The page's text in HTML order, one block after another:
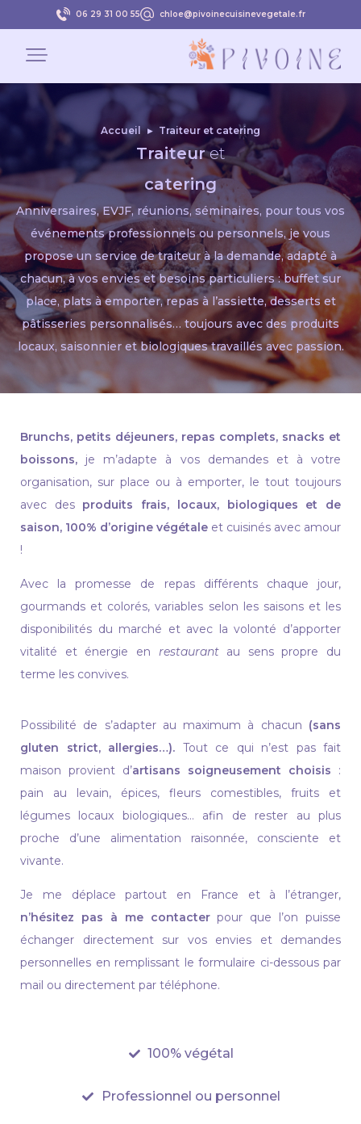
06 29 31 00 55 chloe@pivoinecuisinevegetale.fr
Accueil ▸ Traiteur et catering
Traiteuret
catering
Anniversaires, EVJF, réunions, séminaires, pour tous vos
événements professionnels ou personnels, je vous
propose un service de traiteur à la demande, adapté à
chacun, à vos envies et besoins particuliers : buffet sur
place, plats à emporter, repas à l’assiette, desserts et
pâtisseries personnalisés… toujours avec des produits
locaux, saisonnier et biologiques travaillés avec passion.
Brunchs, petits déjeuners, repas complets, snacks et
boissons, je m’adapte à vos demandes et à votre
organisation, sur place ou à emporter, le tout toujours
avec des produits frais, locaux, biologiques et de
saison, 100% d’origine végétale et cuisinés avec amour
!
Avec la promesse de repas différents chaque jour,
gourmands et colorés, variables selon les saisons et les
disponibilités du marché et avec la volonté d’apporter
vitalité et énergie en restaurantau sens propre du
terme les convives.
Possibilité de s’adapter au maximum à chacun (sans
gluten strict, allergies…). Tout ce qui n’est pas fait
maison provient d’artisans soigneusement choisis :
pain au levain, épices, fleurs comestibles, fruits et
légumes locaux biologiques… afin de rester au plus
proche d’une alimentation raisonnée, consciente et
vivante.
Je me déplace partout en France et à l’étranger,
n’hésitez pas à me contacterpour que l’on puisse
échanger directement sur vos envies et demandes
personnelles en remplissant le formulaire ci-dessous par
mail ou directement par téléphone.
100% végétal
Professionnel ou personnel